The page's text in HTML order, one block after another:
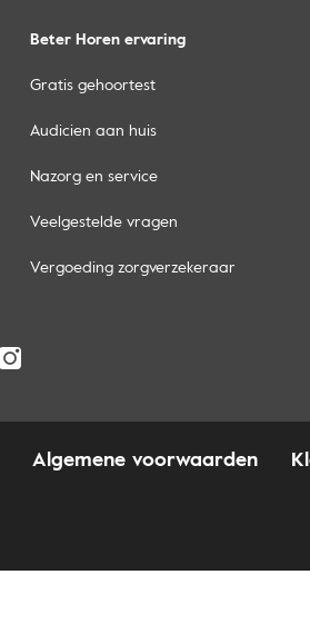
Beter Horen ervaring
Gratis gehoortest
Audicien aan huis
Nazorg en service
Veelgestelde vragen
Vergoeding zorgverzekeraar
Algemene voorwaarden